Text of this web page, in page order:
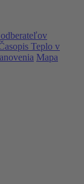
Teplo v
Mapa